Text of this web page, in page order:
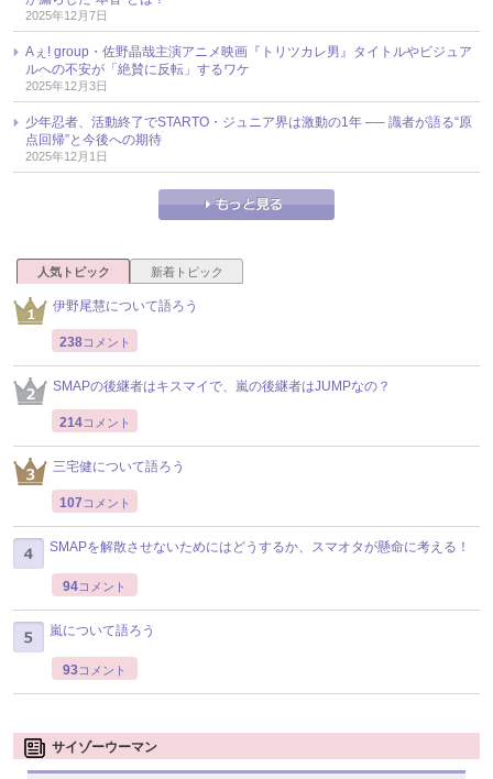
2025年12月7日
Aぇ! group・佐野晶哉主演アニメ映画『トリツカレ男』タイトルやビジュア
ルへの不安が「絶賛に反転」するワケ
2025年12月3日
少年忍者、活動終了でSTARTO・ジュニア界は激動の1年 ── 識者が語る“原
点回帰”と今後への期待
2025年12月1日
人気トピック 新着トピック
伊野尾慧について語ろう
238コメント
SMAPの後継者はキスマイで、嵐の後継者はJUMPなの？
214コメント
三宅健について語ろう
107 コメント
SMAPを解散させないためにはどうするか、スマオタが懸命に考える！
94コメント
嵐について語ろう
93コメント
サイゾーウーマン